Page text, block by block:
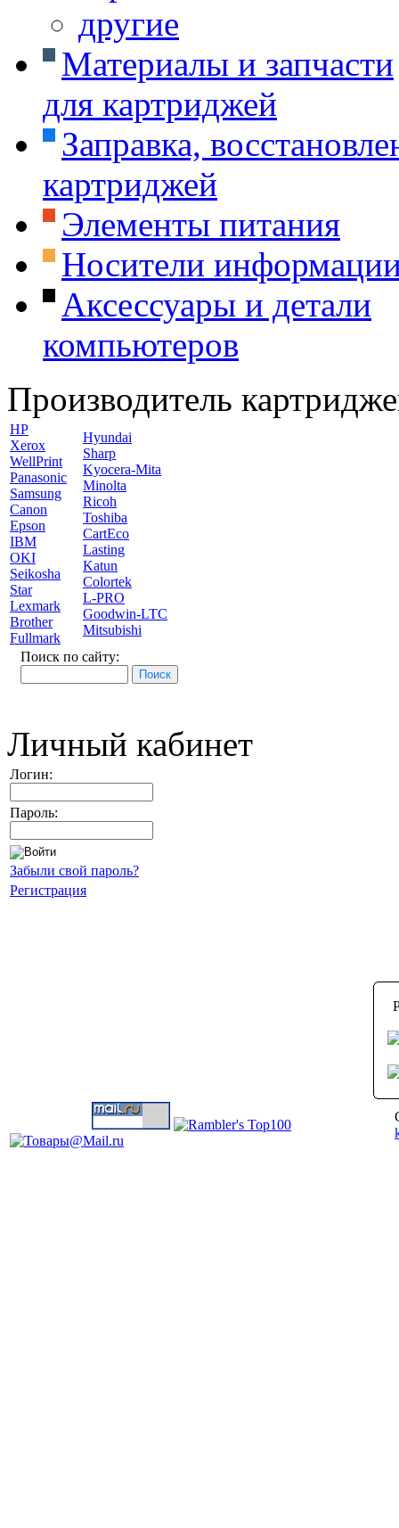
другие
Материалы и запчасти
для картриджей
Заправка,
картриджей
Элементы питания
Носители
Аксессуары и детали
компьютеров
Производитель
HP
Xerox
WellPrint
Panasonic
Samsung
Canon
Epson
IBM
OKI
Seikosha
Star
Lexmark
Brother
Fullmark
Hyundai
Sharp
Kyocera-Mita
Minolta
Ricoh
Toshiba
CartEco
Lasting
Katun
Colortek
L-PRO
Goodwin-LTC
Mitsubishi
Поиск по сайту:
Личный кабинет
Логин:
Пароль:
Забыли свой пароль?
Регистрация